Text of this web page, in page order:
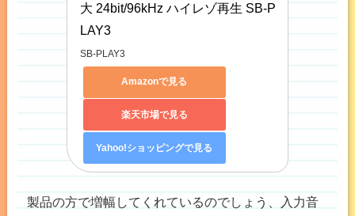
大 24bit/96kHz ハイレゾ再生 SB-P
LAY3
SB-PLAY3
Amazonで見る
楽天市場で見る
Yahoo!ショッピングで見る
製品の方で増幅してくれているのでしょう、入力音